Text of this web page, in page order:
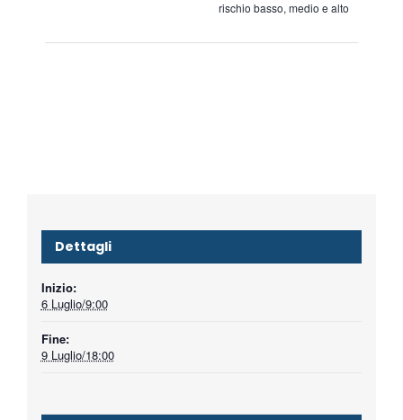
rischio basso, medio e alto
Dettagli
Inizio:
6 Luglio/9:00
Fine:
9 Luglio/18:00